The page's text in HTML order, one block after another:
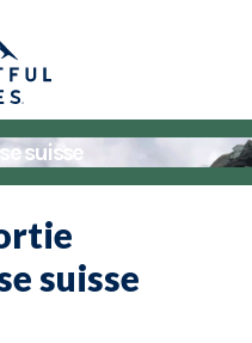
suisse
suisse